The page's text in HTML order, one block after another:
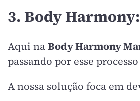
3. Body
Aqui naBody Harmony
passando por esse
A nossa solução foca em